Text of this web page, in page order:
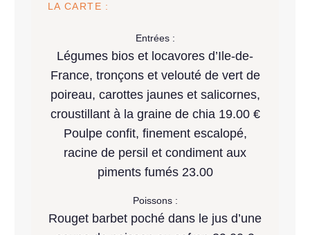
LA CARTE :
Entrées :
Légumes bios et locavores d’Ile-de-
France, tronçons et velouté de vert de
poireau, carottes jaunes et salicornes,
croustillant à la graine de chia 19.00 €
Poulpe confit, finement escalopé,
racine de persil et condiment aux
piments fumés 23.00
Poissons :
Rouget barbet poché dans le jus d’une